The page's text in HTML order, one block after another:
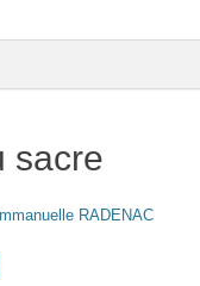
sacre
RADENAC